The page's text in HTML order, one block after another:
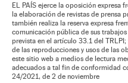
EL PAÍS ejerce la oposición expresa
la elaboración de revistas de prensa
también realiza la reserva expresa
comunicación pública de sus
prevista en el artículo 33.1 del TRLPI;
de las reproducciones y usos de las
este sitio web a medios de lectura
adecuados a tal fin de conformidad
24/2021, de 2 de noviembre